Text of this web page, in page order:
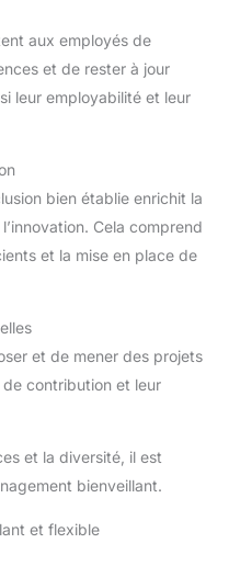
aux employés de
et de rester à jour
leur employabilité et leur
bien établie enrichit la
Cela comprend
et la mise en place de
et de mener des projets
contribution et leur
et la diversité, il est
bienveillant.
et flexible